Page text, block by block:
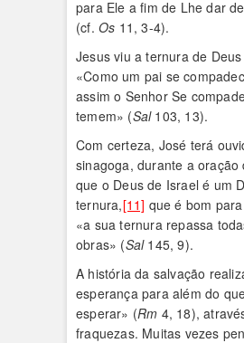
para Ele a fim de Lhe dar
(cf. Os 11, 3-4).
Jesus viu a ternura de
«Como um pai se
assim o Senhor Se
temem» (Sal103, 13).
Com certeza, José terá
sinagoga, durante a oração
que o Deus de Israel é um
ternura,[11] que é bom
«a sua ternura repassa
obras» (Sal145, 9).
A história da salvação
esperança para além do
esperar» (Rm 4, 18),
fraquezas. Muitas vezes